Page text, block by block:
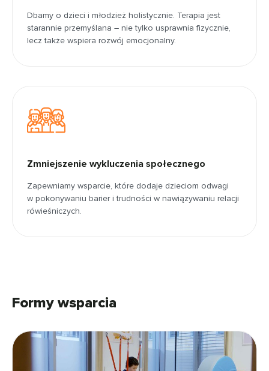
Dbamy o dzieci i młodzież holistycznie. Terapia jest
starannie przemyślana – nie tylko usprawnia fizycznie,
lecz także wspiera rozwój emocjonalny.
Zmniejszenie wykluczenia społecznego
Zapewniamy wsparcie, które dodaje dzieciom odwagi
w pokonywaniu barier i trudności w nawiązywaniu relacji
rówieśniczych.
Formy wsparcia